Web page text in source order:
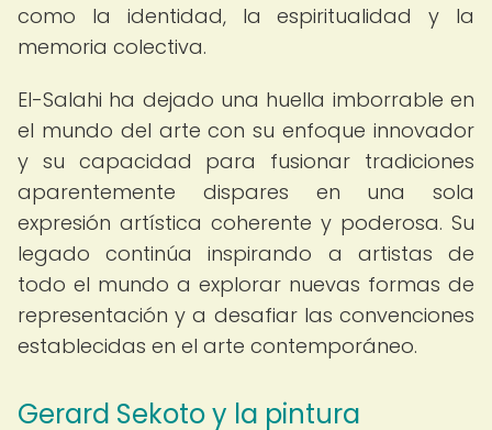
como la identidad, la espiritualidad y la
memoria colectiva.
El-Salahi ha dejado una huella imborrable en
el mundo del arte con su enfoque innovador
y su capacidad para fusionar tradiciones
aparentemente dispares en una sola
expresión artística coherente y poderosa. Su
legado continúa inspirando a artistas de
todo el mundo a explorar nuevas formas de
representación y a desafiar las convenciones
establecidas en el arte contemporáneo.
Gerard Sekoto y la pintura